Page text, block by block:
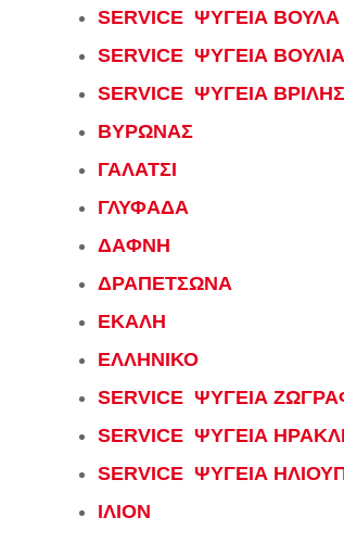
SERVICE ΨΥΓΕΙΑ ΒΟΥΛΑ
SERVICE ΨΥΓΕΙΑ
SERVICE ΨΥΓΕΙΑ
ΒΥΡΩΝΑΣ
ΓΑΛΑΤΣΙ
ΓΛΥΦΑΔΑ
ΔΑΦΝΗ
ΔΡΑΠΕΤΣΩΝΑ
ΕΚΑΛΗ
ΕΛΛΗΝΙΚΟ
SERVICE ΨΥΓΕΙΑ
SERVICE ΨΥΓΕΙΑ
SERVICE ΨΥΓΕΙΑ
ΙΛΙΟΝ